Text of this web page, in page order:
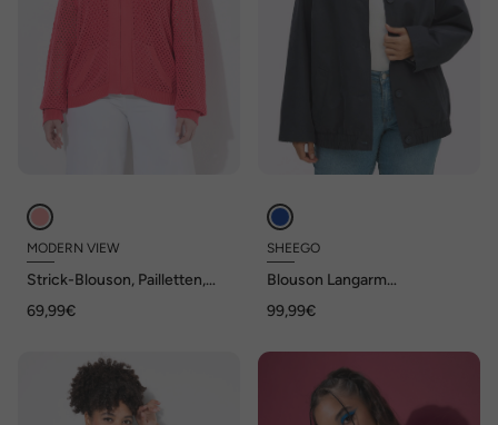
MODERN VIEW
Strick-Blouson, Pailletten,
69,99€
SHEEGO
Blouson Langarm
99,99€